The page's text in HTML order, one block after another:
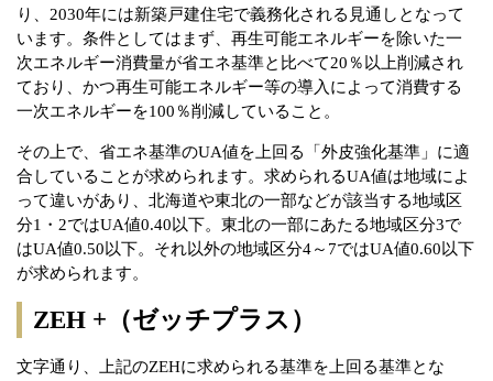
り、2030年には新築戸建住宅で義務化される見通しとなって
います。条件としてはまず、再生可能エネルギーを除いた一
次エネルギー消費量が省エネ基準と比べて20％以上削減され
ており、かつ再生可能エネルギー等の導入によって消費する
一次エネルギーを100％削減していること。
その上で、省エネ基準のUA値を上回る「外皮強化基準」に適
合していることが求められます。求められるUA値は地域によ
って違いがあり、北海道や東北の一部などが該当する地域区
分1・2ではUA値0.40以下。東北の一部にあたる地域区分3で
はUA値0.50以下。それ以外の地域区分4～7ではUA値0.60以下
が求められます。
ZEH +（ゼッチプラス）
文字通り、上記のZEHに求められる基準を上回る基準とな